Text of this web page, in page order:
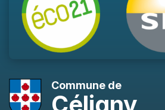
Commune de